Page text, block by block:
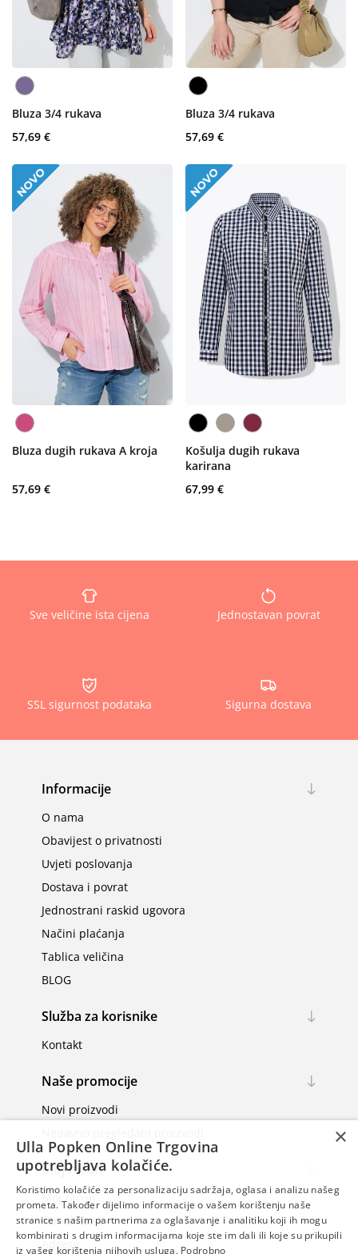
Bluza 3/4 rukava
57,69 €
Bluza 3/4 rukava
57,69 €
Bluza dugih rukava A kroja
57,69 €
Košulja dugih rukava
karirana
67,99 €
Sve veličine ista cijena Jednostavan povrat
SSL sigurnost podataka Sigurna dostava
Informacije
O nama
Obavijest o privatnosti
Uvjeti poslovanja
Dostava i povrat
Jednostrani raskid ugovora
Načini plaćanja
Tablica veličina
BLOG
Služba za korisnike
Kontakt
Naše promocije
Novi proizvodi
Moj račun
Moj račun
Narudžbe
Adrese
×
Ulla Popken Online Trgovina
upotrebljava kolačiće.
Koristimo kolačiće za personalizaciju sadržaja, oglasa i analizu našeg
prometa. Također dijelimo informacije o vašem korištenju naše
stranice s našim partnerima za oglašavanje i analitiku koji ih mogu
kombinirati s drugim informacijama koje ste im dali ili koje su prikupili
iz vašeg korištenja njihovih usluga. Podrobno